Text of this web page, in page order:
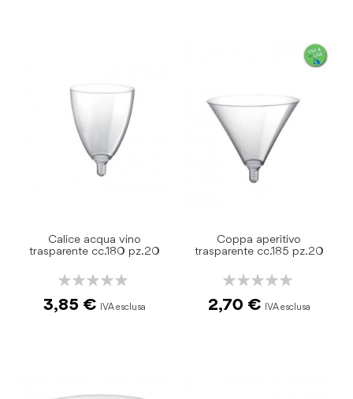
Calice acqua vino
trasparente cc.180 pz.20
Rating:
3,85 €
Coppa aperitivo
trasparente cc.185 pz.20
Rating:
2,70 €